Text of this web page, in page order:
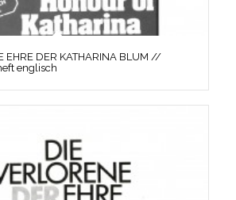
EHRE DER KATHARINA BLUM //
englisch